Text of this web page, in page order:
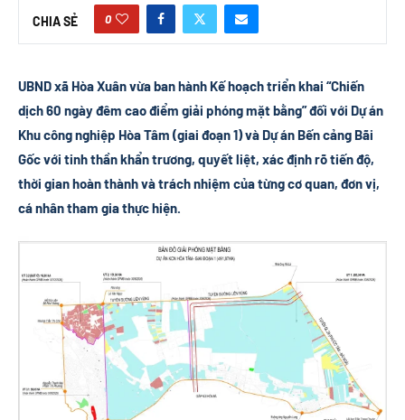
CHIA SẺ 0
UBND xã Hòa Xuân vừa ban hành Kế hoạch triển khai “Chiến
dịch 60 ngày đêm cao điểm giải phóng mặt bằng” đối với Dự án
Khu công nghiệp Hòa Tâm (giai đoạn 1) và Dự án Bến cảng Bãi
Gốc với tinh thần khẩn trương, quyết liệt, xác định rõ tiến độ,
thời gian hoàn thành và trách nhiệm của từng cơ quan, đơn vị,
cá nhân tham gia thực hiện.